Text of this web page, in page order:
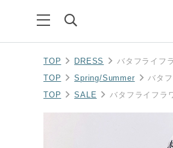
TOP DRESS
バタフライフ
TOP
Spring/Summer
バタ
TOP
SALE バタフライフラ